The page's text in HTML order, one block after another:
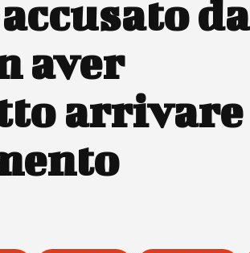
da
aver
arrivare